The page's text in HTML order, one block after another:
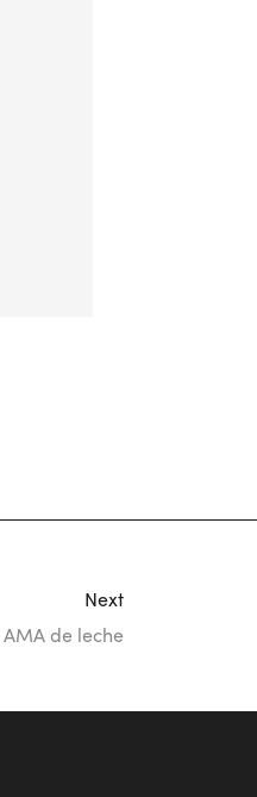
Next
AMA de leche